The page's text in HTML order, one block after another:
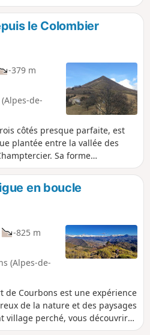
le Colombier
-379 m
de-
côtés presque parfaite, est
plantée entre la vallée des
Sa forme
à y monter pour découvrir
Nota : bien lire les
en boucle
-825 m
(Alpes-de-
de Courbons est une expérience
de la nature et des paysages
village perché, vous découvrirez
que l'Église Notre-Dame-des-